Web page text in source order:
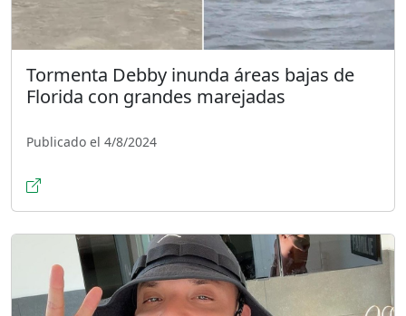
Tormenta Debby inunda áreas bajas de
Florida con grandes marejadas
Publicado el 4/8/2024